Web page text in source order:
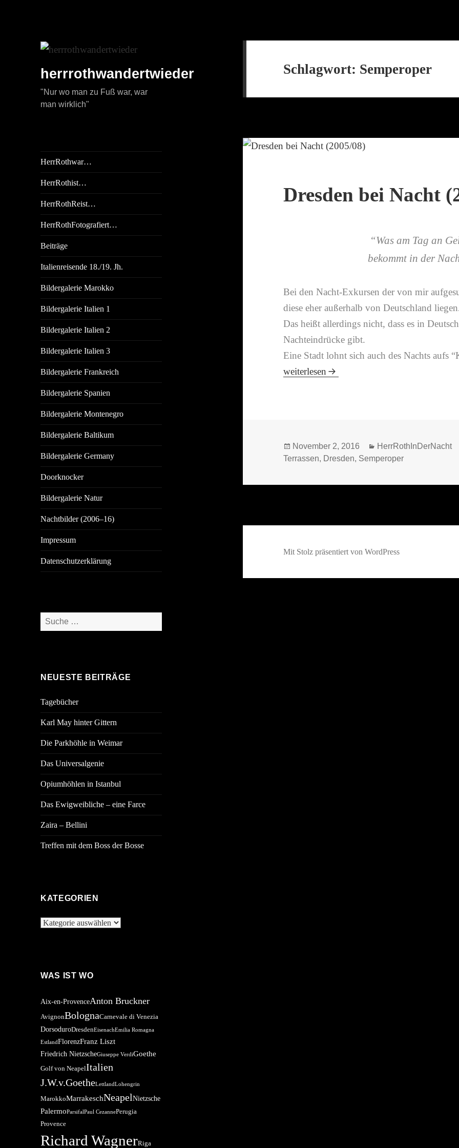
herrrothwandertwieder
"Nur wo man zu Fuß war, war
man wirklich"
HerrRothwar…
HerrRothist…
HerrRothReist…
HerrRothFotografiert…
Beiträge
Italienreisende 18./19. Jh.
Bildergalerie Marokko
Bildergalerie Italien 1
Bildergalerie Italien 2
Bildergalerie Italien 3
Bildergalerie Frankreich
Bildergalerie Spanien
Bildergalerie Montenegro
Bildergalerie Baltikum
Bildergalerie Germany
Doorknocker
Bildergalerie Natur
Nachtbilder (2006–16)
Impressum
Datenschutzerklärung
Suche
nach:
NEUESTE BEITRÄGE
Tagebücher
Karl May hinter Gittern
Die Parkhöhle in Weimar
Das Universalgenie
Opiumhöhlen in Istanbul
Das Ewigweibliche – eine Farce
Zaira – Bellini
Treffen mit dem Boss der Bosse
KATEGORIEN
Kategorien
WAS IST WO
Aix-en-ProvenceAnton Bruckner
AvignonBolognaCarnevale di Venezia
DorsoduroDresdenEisenachEmilia Romagna
EstlandFlorenzFranz Liszt
Friedrich NietzscheGiuseppe VerdiGoethe
Golf von NeapelItalien
J.W.v.GoetheLettlandLohengrin
MarokkoMarrakeschNeapelNietzsche
PalermoParsifalPaul CezannePerugia
Provence
Richard WagnerRiga
Schlagwort: Semperoper
Dresden bei Nacht
“Was am Tag an
bekommt in der
Bei den Nacht-​Exkursen der von mir
diese eher außer­halb von Deutschland
Das heißt aller­dings nicht, dass es in
Nachteindrücke gibt.
Eine Stadt lohnt sich auch des Nachts aufs
Dresden bei Nacht (2005/​​08)
weiterlesen
Veröffentlicht
am
November 2, 2016 Kategorien
HerrRothInDerNacht
Terrassen, Dresden, Semperoper
Mit Stolz präsentiert von WordPress